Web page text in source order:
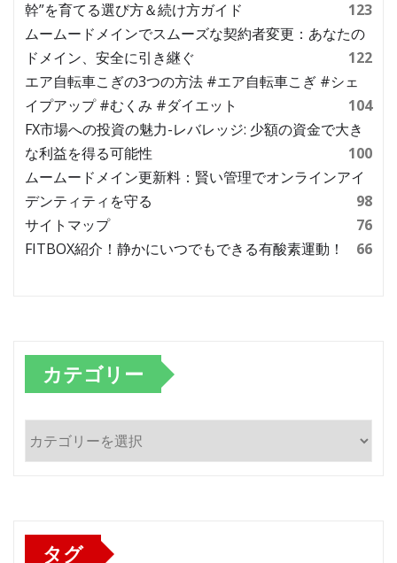
幹”を育てる選び方＆続け方ガイド
123
ムームードメインでスムーズな契約者変更：あなたの
ドメイン、安全に引き継ぐ
122
エア自転車こぎの3つの方法 #エア自転車こぎ #シェ
イプアップ #むくみ #ダイエット
104
FX市場への投資の魅力-レバレッジ: 少額の資金で大き
な利益を得る可能性
100
ムームードメイン更新料：賢い管理でオンラインアイ
デンティティを守る
98
サイトマップ
76
FITBOX紹介！静かにいつでもできる有酸素運動！
66
カテゴリー
テ
タグ